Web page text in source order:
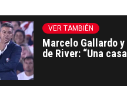
VER TAMBIÉN
Marcelo Gallardo
de River: “Una